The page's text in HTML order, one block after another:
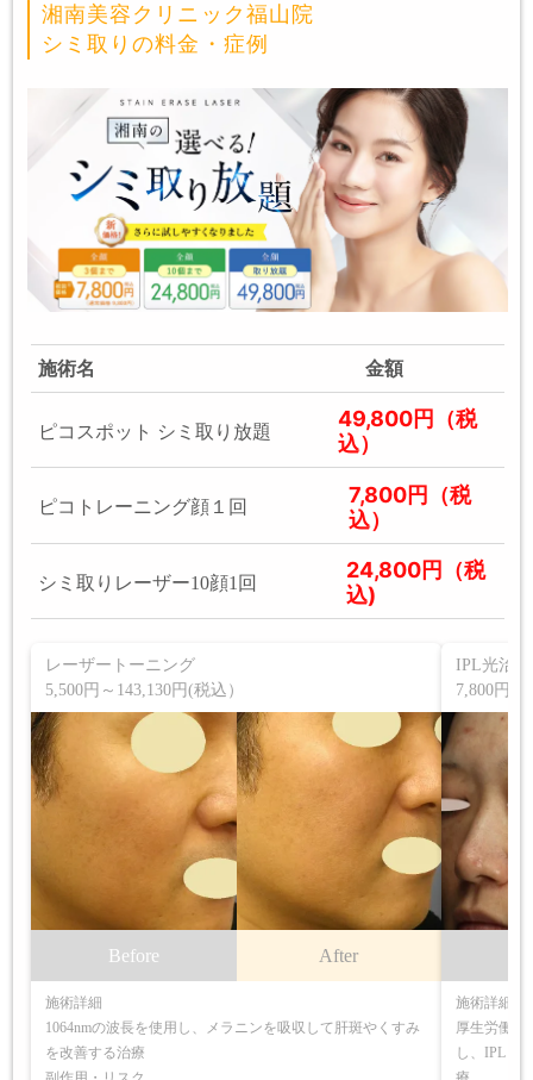
湘南美容クリニック福山院
シミ取りの料金・症例
施術名 金額
ピコスポット シミ取り放題
49,800円（税
込）
ピコトレーニング顔１回
7,800円（税
込）
シミ取りレーザー10顔1回
24,800円（税
込)
レーザートーニング
5,500円～143,130円(税込）
Before After
施術詳細
1064nmの波長を使用し、メラニンを吸収して肝斑やくすみ
を改善する治療
IPL光治
7,800円～
施術詳細
厚生労働省
し、IPL（